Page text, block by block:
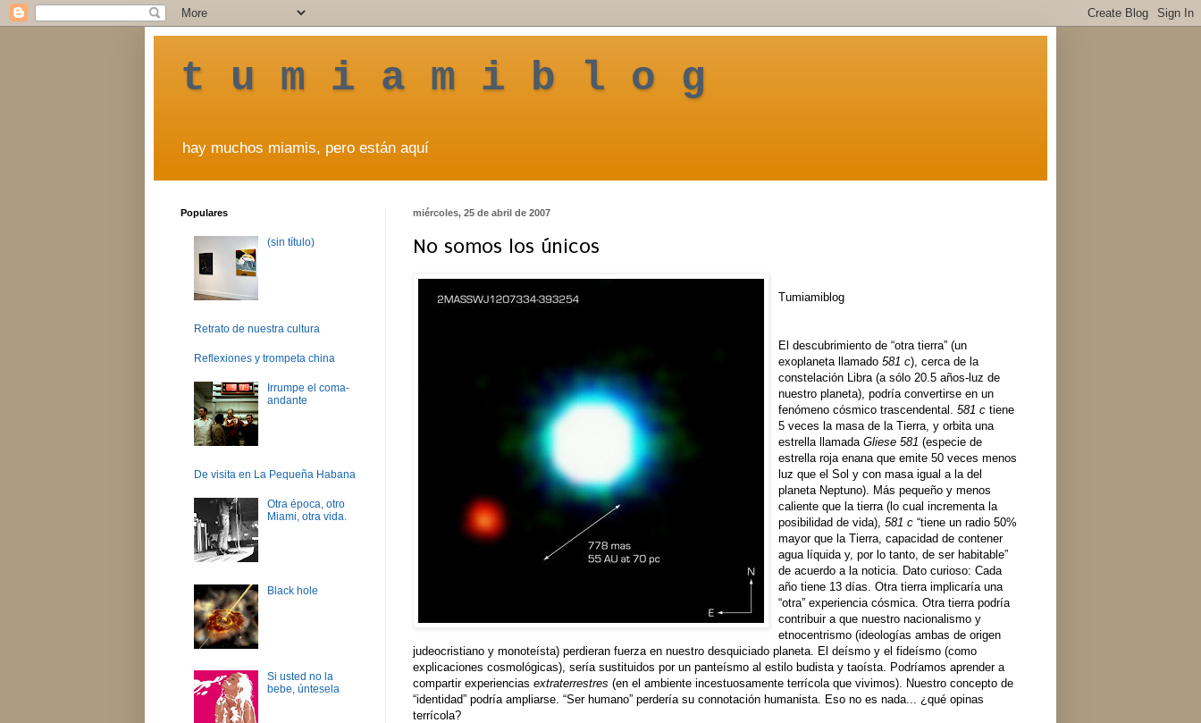
t u m i a m i b l o g
hay muchos miamis, pero están aquí
miércoles, 25 de abril de 2007
No somos los únicos
Tumiamiblog
El descubrimiento de “otra tierra” (un
exoplaneta llamado 581 c), cerca de la
constelación Libra (a sólo 20.5 años-luz de
nuestro planeta), podría convertirse en un
fenómeno cósmico trascendental. 581 c tiene
5 veces la masa de la Tierra, y orbita una
estrella llamada Gliese 581 (especie de
estrella roja enana que emite 50 veces menos
luz que el Sol y con masa igual a la del
planeta Neptuno). Más pequeño y menos
caliente que la tierra (lo cual incrementa la
posibilidad de vida), 581 c “tiene un radio 50%
mayor que la Tierra, capacidad de contener
agua líquida y, por lo tanto, de ser habitable”
de acuerdo a la noticia. Dato curioso: Cada
año tiene 13 días. Otra tierra implicaría una
“otra” experiencia cósmica. Otra tierra podría
contribuir a que nuestro nacionalismo y
etnocentrismo (ideologías ambas de origen
judeocristiano y monoteísta) perdieran fuerza en nuestro desquiciado planeta. El deísmo y el fideísmo (como
explicaciones cosmológicas), sería sustituidos por un panteísmo al estilo budista y taoísta. Podríamos aprender a
compartir experiencias extraterrestres (en el ambiente incestuosamente terrícola que vivimos). Nuestro concepto de
“identidad” podría ampliarse. “Ser humano” perdería su connotación humanista. Eso no es nada... ¿qué opinas
terrícola?
Populares
(sin título)
Retrato de nuestra cultura
Reflexiones y trompeta china
Irrumpe el coma-
andante
De visita en La Pequeña Habana
Otra época, otro
Miami, otra vida.
Black hole
Si usted no la
bebe, úntesela